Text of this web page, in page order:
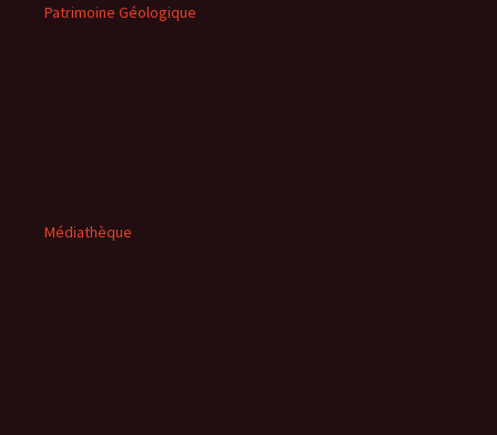
Patrimoine Géologique
Médiathèque